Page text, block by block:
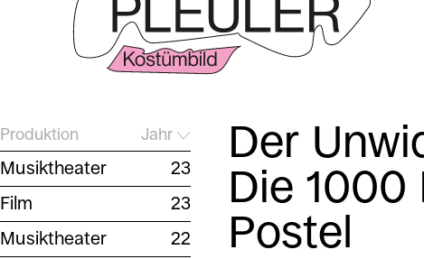
Der
Die 1000
Postel
Produktion Jahr
Musiktheater
23
Film
23
Musiktheater
22